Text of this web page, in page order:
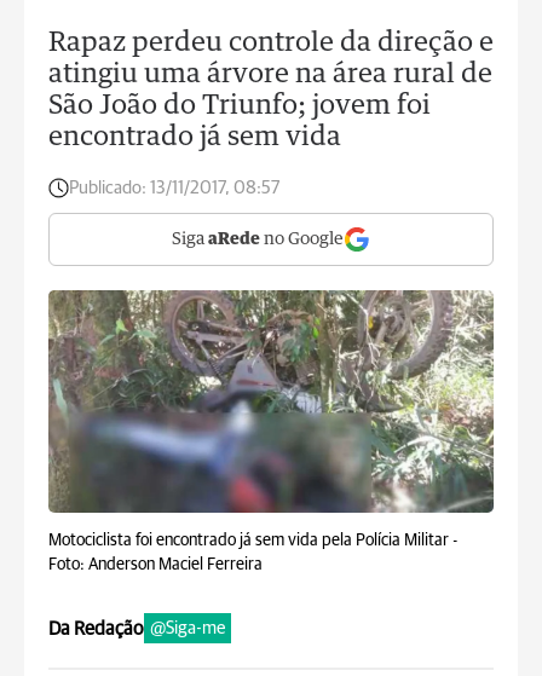
Rapaz perdeu controle da direção e
atingiu uma árvore na área rural de
São João do Triunfo; jovem foi
encontrado já sem vida
Publicado: 13/11/2017, 08:57
Siga aRede no Google
Motociclista foi encontrado já sem vida pela Polícia Militar -
Foto: Anderson Maciel Ferreira
Da Redação @Siga-me